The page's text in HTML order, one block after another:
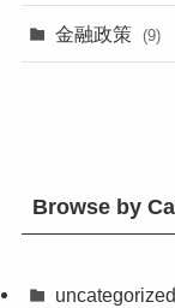
金融政策 (9)
Browse by
uncategorized